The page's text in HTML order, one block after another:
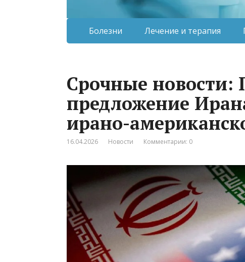
Болезни Лечение и терапия
Срочные новости:
предложение
ирано-
16.04.2026 Новости Комментарии: 0